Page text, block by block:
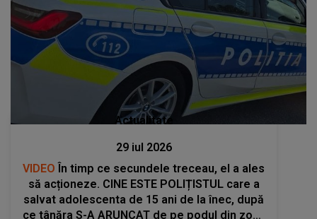
Actualitate
29 iul 2026
VIDEO În timp ce secundele treceau, el a ales
să acționeze. CINE ESTE POLIȚISTUL care a
salvat adolescenta de 15 ani de la înec, după
ce tânăra S-A ARUNCAT de pe podul din zona